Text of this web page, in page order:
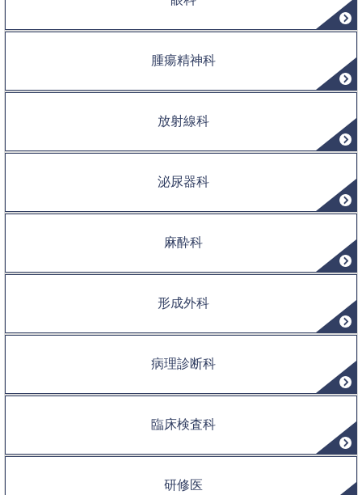
腫瘍精神科
放射線科
泌尿器科
麻酔科
形成外科
病理診断科
臨床検査科
研修医